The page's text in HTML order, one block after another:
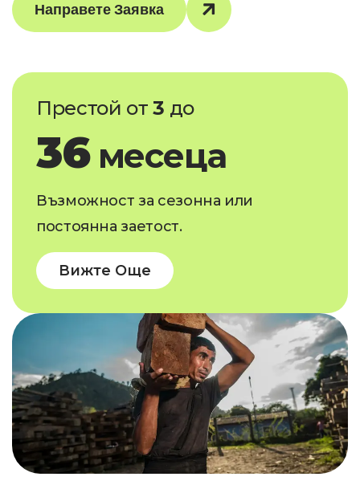
Направете Заявка
Престой от3 до
36месеца
Възможност за сезонна или
постоянна заетост.
Вижте Още